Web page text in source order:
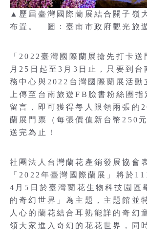
▲歷屆臺灣國際蘭展結合關子嶺
布置。 圖：臺南市政府觀光旅
「2022臺灣國際蘭展搶先打卡送
月25日起至3月3日止，只要到台
務中心與2022台灣國際蘭展活動
上傳至台南旅遊FB臉書粉絲團指
留言，即可獲得每人限領兩張的
蘭展門票（每張價值新台幣250
送完為止！
社團法人台灣蘭花產銷發展協會
「2022年臺灣國際蘭展」將於
4月5日於臺灣蘭花生物科技園區
的奇幻世界」為主題，主題館並
人心的蘭花結合耳熟能詳的奇幻
領大家進入奇幻的花花世界，同